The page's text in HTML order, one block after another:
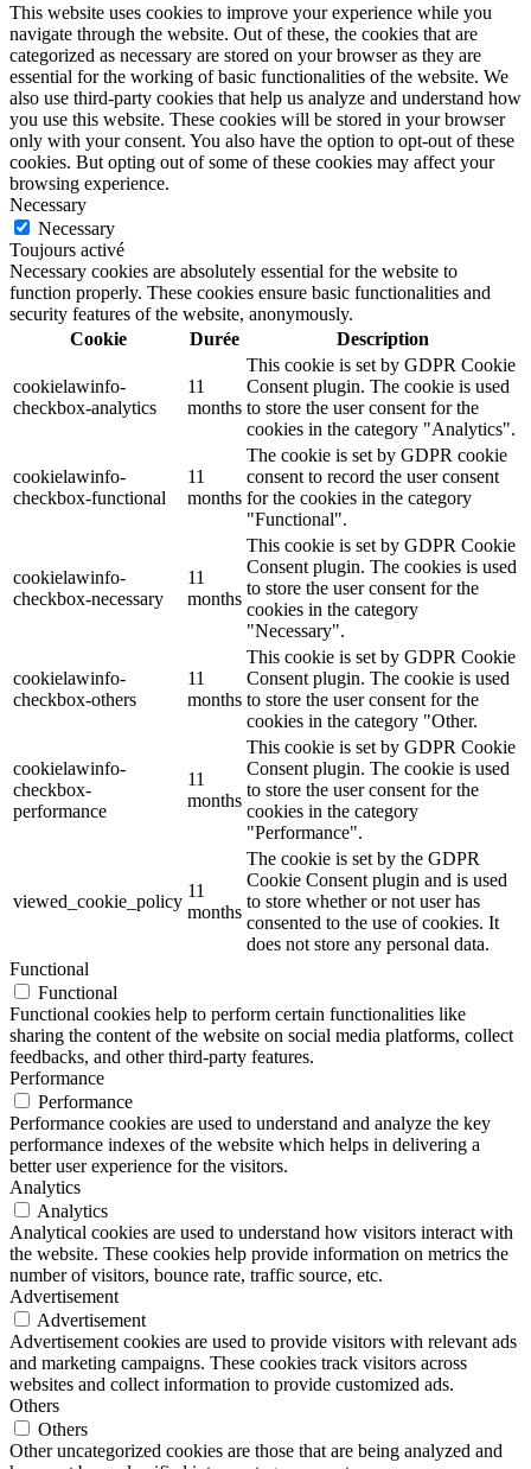
This website uses cookies to improve your experience while you
navigate through the website. Out of these, the cookies that are
categorized as necessary are stored on your browser as they are
essential for the working of basic functionalities of the website. We
also use third-party cookies that help us analyze and understand how
you use this website. These cookies will be stored in your browser
only with your consent. You also have the option to opt-out of these
cookies. But opting out of some of these cookies may affect your
browsing experience.
Necessary
Necessary
Toujours activé
Necessary cookies are absolutely essential for the website to
function properly. These cookies ensure basic functionalities and
security features of the website, anonymously.
Cookie
Durée Description
cookielawinfo-
checkbox-analytics
11
months
This cookie is set by GDPR Cookie
Consent plugin. The cookie is used
to store the user consent for the
cookies in the category "Analytics".
cookielawinfo-
checkbox-functional
11
months
The cookie is set by GDPR cookie
consent to record the user consent
for the cookies in the category
"Functional".
cookielawinfo-
checkbox-necessary
11
months
This cookie is set by GDPR Cookie
Consent plugin. The cookies is used
to store the user consent for the
cookies in the category
"Necessary".
cookielawinfo-
checkbox-others
11
months
This cookie is set by GDPR Cookie
Consent plugin. The cookie is used
to store the user consent for the
cookies in the category "Other.
cookielawinfo-
checkbox-
performance
11
months
This cookie is set by GDPR Cookie
Consent plugin. The cookie is used
to store the user consent for the
cookies in the category
"Performance".
viewed_cookie_policy
11
months
The cookie is set by the GDPR
Cookie Consent plugin and is used
to store whether or not user has
consented to the use of cookies. It
does not store any personal data.
Functional
Functional
Functional cookies help to perform certain functionalities like
sharing the content of the website on social media platforms, collect
feedbacks, and other third-party features.
Performance
Performance
Performance cookies are used to understand and analyze the key
performance indexes of the website which helps in delivering a
better user experience for the visitors.
Analytics
Analytics
Analytical cookies are used to understand how visitors interact with
the website. These cookies help provide information on metrics the
number of visitors, bounce rate, traffic source, etc.
Advertisement
Advertisement
Advertisement cookies are used to provide visitors with relevant ads
and marketing campaigns. These cookies track visitors across
websites and collect information to provide customized ads.
Others
Others
Other uncategorized cookies are those that are being analyzed and